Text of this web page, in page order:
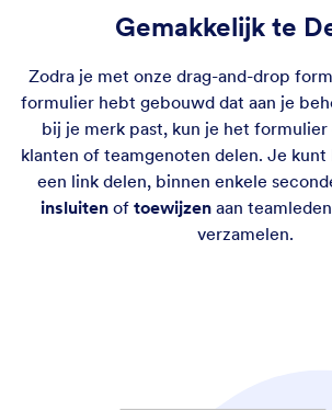
Gemakkelijk te
Zodra je met onze drag-and-drop
formulier hebt gebouwd dat aan je
bij je merk past, kun je het
klanten of teamgenoten delen. Je
een link delen, binnen enkele
insluiten of toewijzen aan
verzamelen.